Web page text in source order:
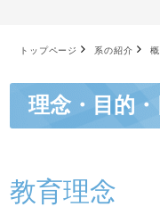
トップページ 系の紹介
理念・目的
教育理念